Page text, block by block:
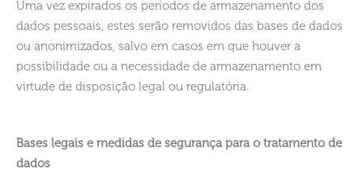
Uma vez expirados os períodos de armazenamento dos
dados pessoais, estes serão removidos das bases de dados
ou anonimizados, salvo em casos em que houver a
possibilidade ou a necessidade de armazenamento em
virtude de disposição legal ou regulatória.
Bases legais e medidas de segurança para o tratamento de
dados